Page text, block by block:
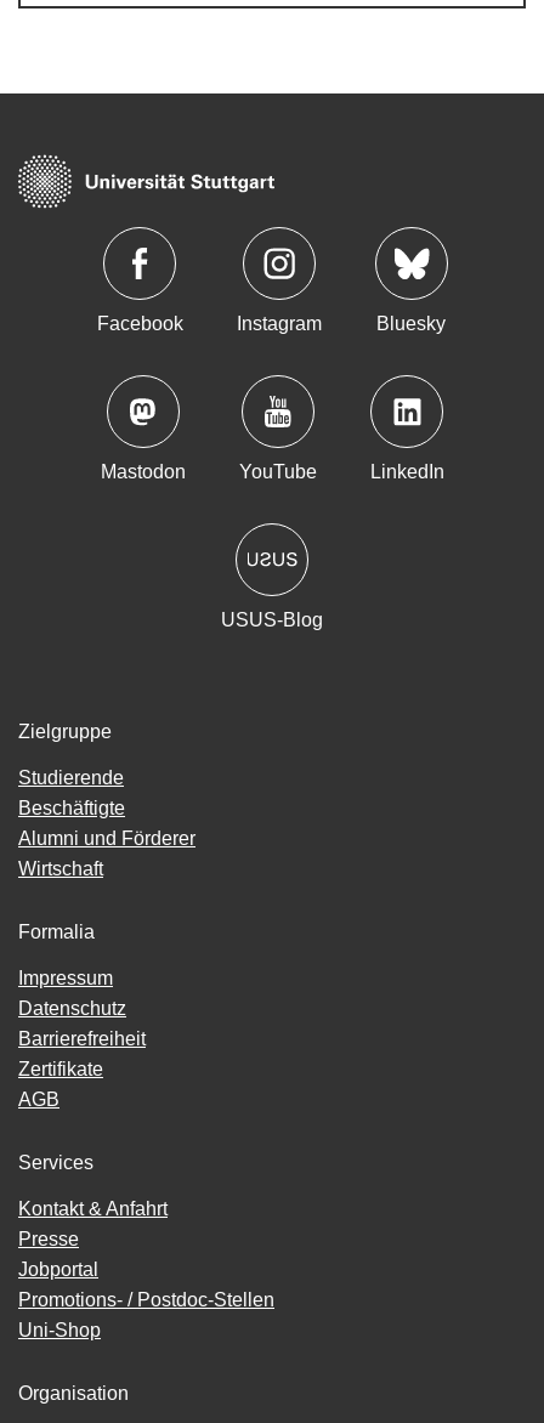
Facebook Instagram Bluesky
Mastodon YouTube LinkedIn
USUS-Blog
Zielgruppe
Studierende
Beschäftigte
Alumni und Förderer
Wirtschaft
Formalia
Impressum
Datenschutz
Barrierefreiheit
Zertifikate
AGB
Services
Kontakt & Anfahrt
Presse
Jobportal
Promotions- / Postdoc-Stellen
Uni-Shop
Organisation